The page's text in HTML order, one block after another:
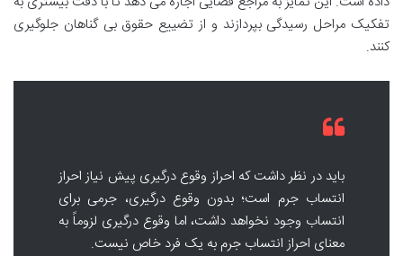
تفکیک مراحل رسیدگی بپردازند و از تضییع حقوق بی گناهان جلوگیری
کنند.
باید در نظر داشت که احراز وقوع درگیری پیش نیاز احراز
انتساب جرم است؛ بدون وقوع درگیری، جرمی برای
انتساب وجود نخواهد داشت، اما وقوع درگیری لزوماً به
معنای احراز انتساب جرم به یک فرد خاص نیست.